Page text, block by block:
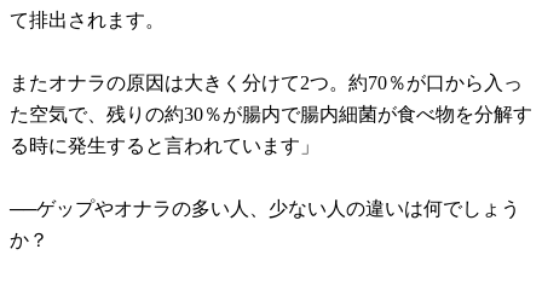
て排出されます。
またオナラの原因は大きく分けて2つ。約70％が口から入っ
た空気で、残りの約30％が腸内で腸内細菌が食べ物を分解す
る時に発生すると言われています」
──ゲップやオナラの多い人、少ない人の違いは何でしょう
か？